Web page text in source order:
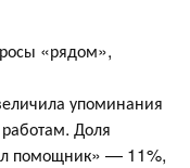
«рядом»,
упоминания
Доля
помощник» — 11%,